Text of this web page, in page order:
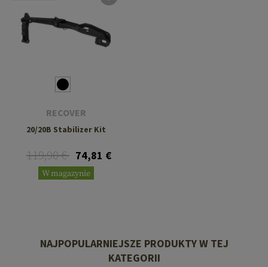
RECOVER
20/20B Stabilizer Kit
119,90 € 74,81 €
W magazynie
NAJPOPULARNIEJSZE PRODUKTY W TEJ
KATEGORII